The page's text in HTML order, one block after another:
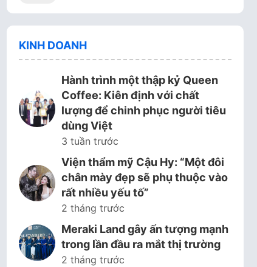
KINH DOANH
Hành trình một thập kỷ Queen
Coffee: Kiên định với chất
lượng để chinh phục người tiêu
dùng Việt
3 tuần trước
Viện thẩm mỹ Cậu Hy: “Một đôi
chân mày đẹp sẽ phụ thuộc vào
rất nhiều yếu tố”
2 tháng trước
Meraki Land gây ấn tượng mạnh
trong lần đầu ra mắt thị trường
2 tháng trước